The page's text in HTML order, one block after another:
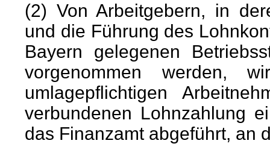
(2) Von Arbeitgebern, in
und die Führung des
Bayern gelegenen
vorgenommen werden,
umlagepflichtigen
verbundenen Lohnzahlung
das Finanzamt abgeführt, an